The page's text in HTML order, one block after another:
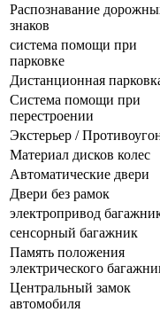
Распознавание
знаков
система помощи при
парковке
Дистанционная
Система помощи при
перестроении
Экстерьер /
Материал дисков колес
Автоматические двери
Двери без рамок
электропривод
сенсорный багажник
Память положения
электрического
Центральный замок
автомобиля